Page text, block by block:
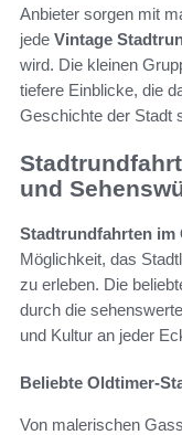
Anbieter sorgen mit
jede Vintage
wird. Die kleinen
tiefere Einblicke, die
Geschichte der Stadt
und
Stadtrundfahrten im
Möglichkeit, das
zu erleben. Die
durch die
und Kultur an jeder
Beliebte Oldtimer-
Von malerischen